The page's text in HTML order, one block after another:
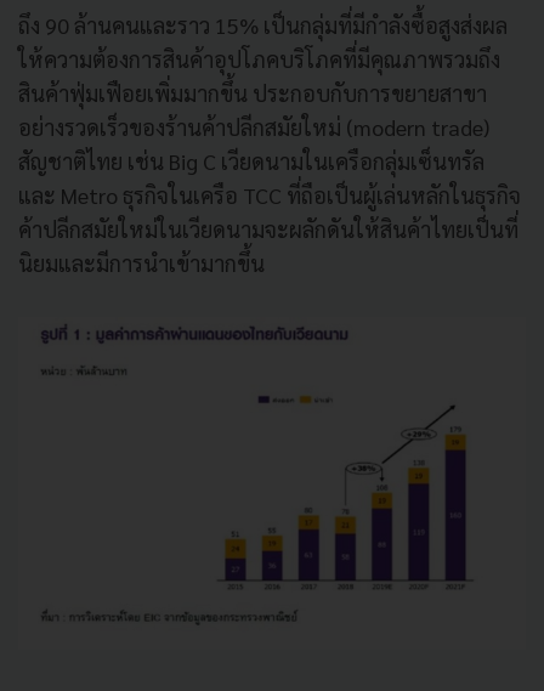
ถึง 90 ล้านคนและราว 15% เป็นกลุ่มที่มีกำลังซื้อสูงส่งผล
ให้ความต้องการสินค้าอุปโภคบริโภคที่มีคุณภาพรวมถึง
สินค้าฟุ่มเฟือยเพิ่มมากขึ้น ประกอบกับการขยายสาขา
อย่างรวดเร็วของร้านค้าปลีกสมัยใหม่ (modern trade)
สัญชาติไทย เช่น Big C เวียดนามในเครือกลุ่มเซ็นทรัล
และ Metro ธุรกิจในเครือ TCC ที่ถือเป็นผู้เล่นหลักในธุรกิจ
ค้าปลีกสมัยใหม่ในเวียดนามจะผลักดันให้สินค้าไทยเป็นที่
นิยมและมีการนำเข้ามากขึ้น